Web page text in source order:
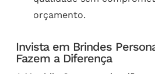
orçamento.
Invista em Brindes
Fazem a Diferença